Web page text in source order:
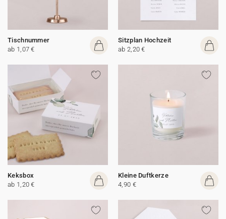
Tischnummer
ab 1,07 €
Sitzplan Hochzeit
ab 2,20 €
Keksbox
ab 1,20 €
Kleine Duftkerze
4,90 €